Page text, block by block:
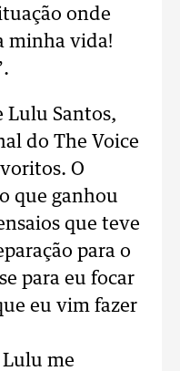
onde
minha vida!
Lulu Santos,
do The Voice
O
que ganhou
que teve
para o
para eu focar
eu vim fazer
me